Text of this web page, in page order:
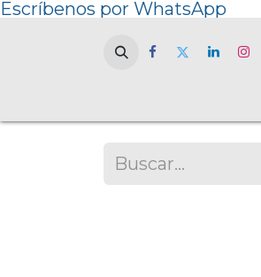
Escríbenos por WhatsApp